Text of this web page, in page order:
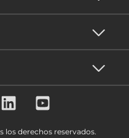
los derechos reservados.